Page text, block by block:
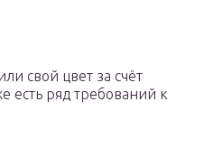
свой цвет за счёт
есть ряд требований к